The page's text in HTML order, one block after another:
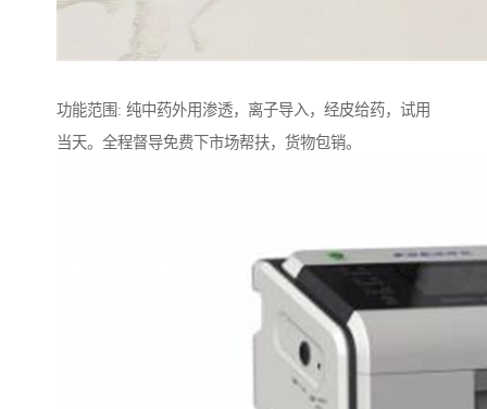
功能范围: 纯中药外用渗透，离子导入，经皮给药，试用
当天。全程督导免费下市场帮扶，货物包销。